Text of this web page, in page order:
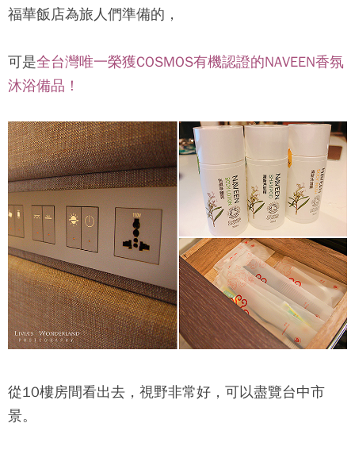
福華飯店為旅人們準備的，
可是全台灣唯一榮獲COSMOS有機認證的NAVEEN香氛
沐浴備品！
從10樓房間看出去，視野非常好，可以盡覽台中市
景。